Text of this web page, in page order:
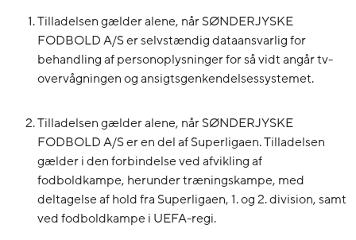
Tilladelsen gælder alene, når SØNDERJYSKE
FODBOLD A/S er selvstændig dataansvarlig for
behandling af personoplysninger for så vidt angår tv-
overvågningen og ansigtsgenkendelsessystemet.
Tilladelsen gælder alene, når SØNDERJYSKE
FODBOLD A/S er en del af Superligaen. Tilladelsen
gælder i den forbindelse ved afvikling af
fodboldkampe, herunder træningskampe, med
deltagelse af hold fra Superligaen, 1. og 2. division, samt
ved fodboldkampe i UEFA-regi.